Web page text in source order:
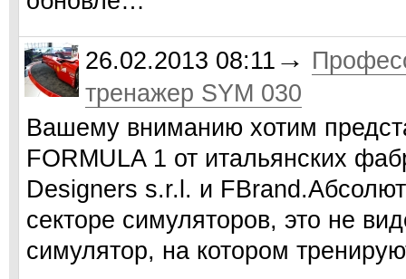
26.02.2013 08:11 →
тренажер SYM 030
Вашему вниманию хотим
FORMULA 1 от итальянских
Designers s.r.l. и
секторе симуляторов, это не
симулятор, на котором